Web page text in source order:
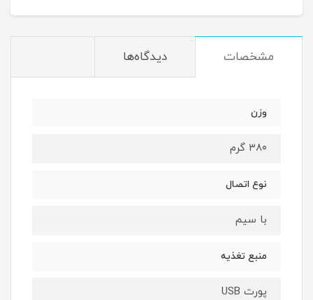
مشخصات دیدگاه‌ها
وزن
۳۸۰ گرم
نوع اتصال
با سیم
منبع تغذیه
پورت USB